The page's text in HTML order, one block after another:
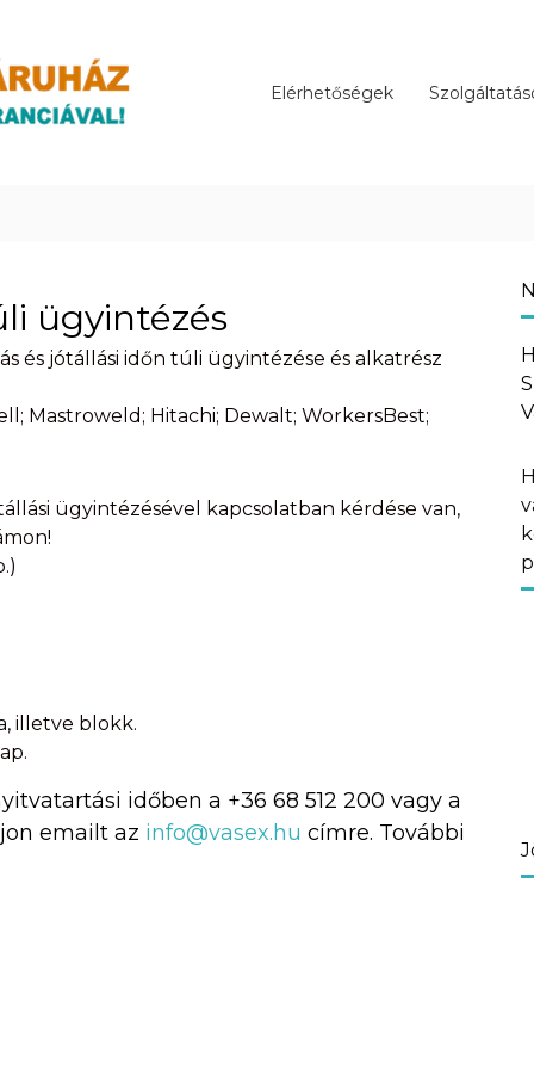
Elérhetőségek
ügyintézés
és jótállási időn túli ügyintézése és alkatrész
Mastroweld; Hitachi; Dewalt; WorkersBest;
ügyintézésével kapcsolatban kérdése van,
illetve blokk.
időben a +36 68 512 200 vagy a
emailt az info@vasex.hu címre. További